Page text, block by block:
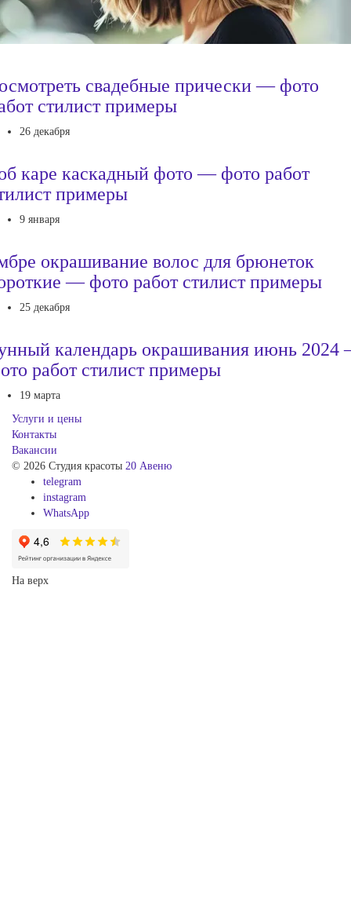
свадебные прически — фото
стилист примеры
26 декабря
каре каскадный фото — фото работ
примеры
9 января
окрашивание волос для брюнеток
— фото работ стилист примеры
25 декабря
календарь окрашивания июнь
работ стилист примеры
19 марта
Услуги и цены
Контакты
Вакансии
© 2026 Студия красоты 20 Авеню
telegram
instagram
WhatsApp
На верх